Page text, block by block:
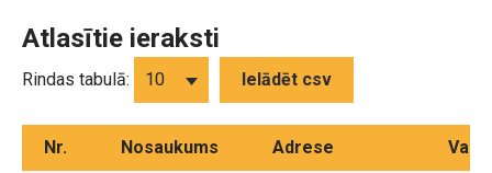
Atlasītie ieraksti
Rindas tabulā: Ielādēt csv
Nr. Nosaukums Adrese